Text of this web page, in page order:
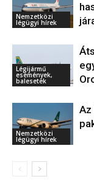
Nemzetközi
légügyi hírek
Légijármű
események,
balesetek
Nemzetközi
légügyi hírek
Az